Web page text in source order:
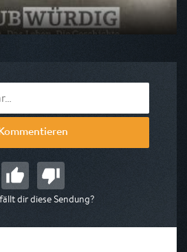
dir diese Sendung?